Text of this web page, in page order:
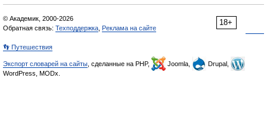
18+
© Академик, 2000-2026
Обратная связь: Техподдержка Реклама на сайте
👣 Путешествия
Экспорт словарей на сайты , сделанные на PHP, Joomla,
Drupal,
WordPress, MODx.